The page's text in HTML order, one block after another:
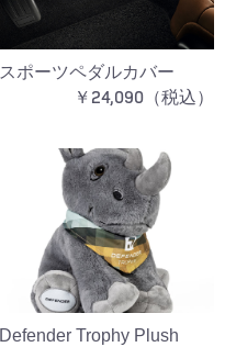
スポーツペダルカバー
￥24,090（税込）
Defender Trophy Plush